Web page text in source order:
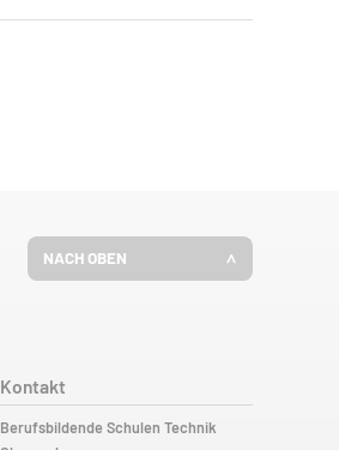
NACH OBEN
Kontakt
Berufsbildende Schulen Technik